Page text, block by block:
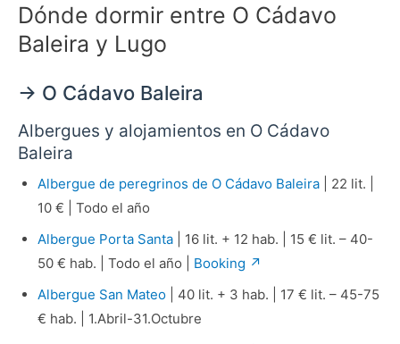
Dónde dormir entre O Cádavo
Baleira y Lugo
→ O Cádavo Baleira
Albergues y alojamientos en O Cádavo
Baleira
Albergue de peregrinos de O Cádavo Baleira| 22 lit. |
10 € | Todo el año
Albergue Porta Santa| 16 lit. + 12 hab. | 15 € lit. – 40-
50 € hab. | Todo el año | Booking ↗
Albergue San Mateo| 40 lit. + 3 hab. | 17 € lit. – 45-75
€ hab. | 1.Abril-31.Octubre